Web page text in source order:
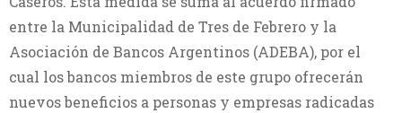
entre la Municipalidad de Tres de Febrero y la
Asociación de Bancos Argentinos (ADEBA), por el
cual los bancos miembros de este grupo ofrecerán
nuevos beneficios a personas y empresas radicadas